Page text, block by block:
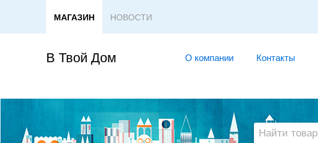
МАГАЗИН НОВОСТИ
В Твой Дом О компании Контакты